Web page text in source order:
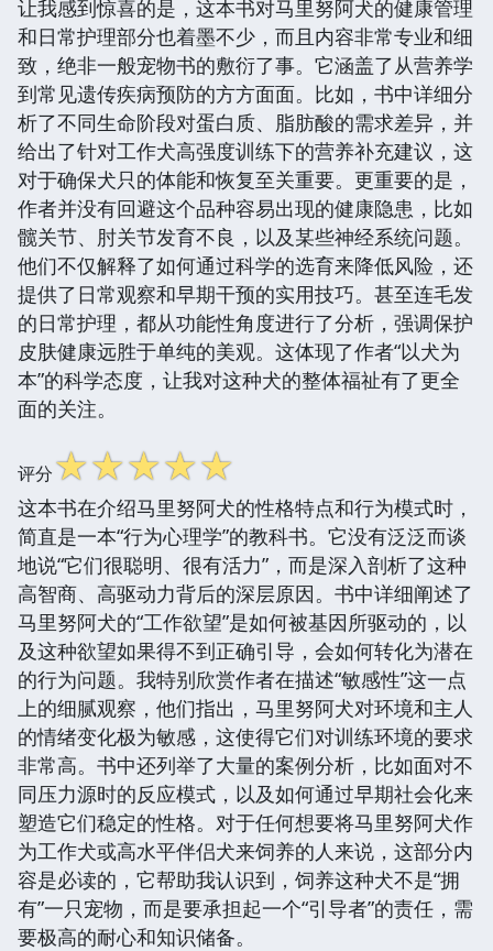
让我感到惊喜的是，这本书对马里努阿犬的健康管理
和日常护理部分也着墨不少，而且内容非常专业和细
致，绝非一般宠物书的敷衍了事。它涵盖了从营养学
到常见遗传疾病预防的方方面面。比如，书中详细分
析了不同生命阶段对蛋白质、脂肪酸的需求差异，并
给出了针对工作犬高强度训练下的营养补充建议，这
对于确保犬只的体能和恢复至关重要。更重要的是，
作者并没有回避这个品种容易出现的健康隐患，比如
髋关节、肘关节发育不良，以及某些神经系统问题。
他们不仅解释了如何通过科学的选育来降低风险，还
提供了日常观察和早期干预的实用技巧。甚至连毛发
的日常护理，都从功能性角度进行了分析，强调保护
皮肤健康远胜于单纯的美观。这体现了作者“以犬为
本”的科学态度，让我对这种犬的整体福祉有了更全
面的关注。
评分☆☆☆☆☆
这本书在介绍马里努阿犬的性格特点和行为模式时，
简直是一本“行为心理学”的教科书。它没有泛泛而谈
地说“它们很聪明、很有活力”，而是深入剖析了这种
高智商、高驱动力背后的深层原因。书中详细阐述了
马里努阿犬的“工作欲望”是如何被基因所驱动的，以
及这种欲望如果得不到正确引导，会如何转化为潜在
的行为问题。我特别欣赏作者在描述“敏感性”这一点
上的细腻观察，他们指出，马里努阿犬对环境和主人
的情绪变化极为敏感，这使得它们对训练环境的要求
非常高。书中还列举了大量的案例分析，比如面对不
同压力源时的反应模式，以及如何通过早期社会化来
塑造它们稳定的性格。对于任何想要将马里努阿犬作
为工作犬或高水平伴侣犬来饲养的人来说，这部分内
容是必读的，它帮助我认识到，饲养这种犬不是“拥
有”一只宠物，而是要承担起一个“引导者”的责任，需
要极高的耐心和知识储备。